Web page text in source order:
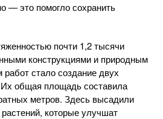
— это помогло сохранить
почти 1,2 тысячи
конструкциями и природным
стало создание двух
общая площадь составила
метров. Здесь высадили
которые улучшат